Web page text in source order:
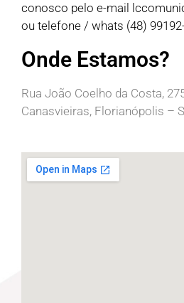
conosco pelo e-mail
ou telefone / whats (48)
Onde Estamos?
Rua João Coelho da Costa,
Canasvieiras, Florianópolis –